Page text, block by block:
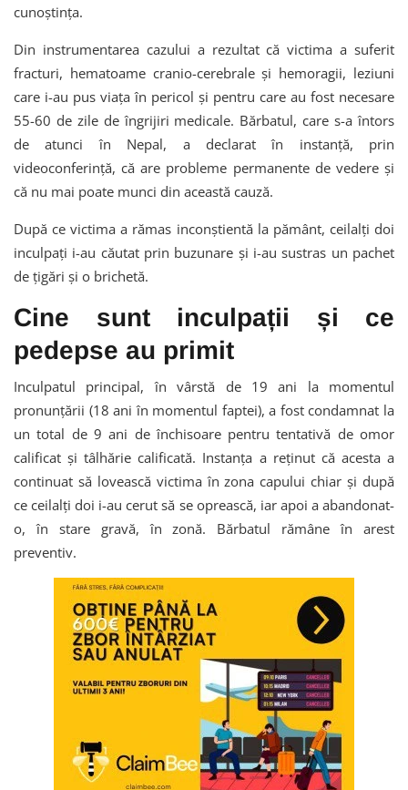
cunoștința.
Din instrumentarea cazului a rezultat că victima a suferit
fracturi, hematoame cranio-cerebrale și hemoragii, leziuni
care i-au pus viața în pericol și pentru care au fost necesare
55-60 de zile de îngrijiri medicale. Bărbatul, care s-a întors
de atunci în Nepal, a declarat în instanță, prin
videoconferință, că are probleme permanente de vedere și
că nu mai poate munci din această cauză.
După ce victima a rămas inconștientă la pământ, ceilalți doi
inculpați i-au căutat prin buzunare și i-au sustras un pachet
de țigări și o brichetă.
Cine sunt inculpații și ce
pedepse au primit
Inculpatul principal, în vârstă de 19 ani la momentul
pronunțării (18 ani în momentul faptei), a fost condamnat la
un total de 9 ani de închisoare pentru tentativă de omor
calificat și tâlhărie calificată. Instanța a reținut că acesta a
continuat să lovească victima în zona capului chiar și după
ce ceilalți doi i-au cerut să se oprească, iar apoi a abandonat-
o, în stare gravă, în zonă. Bărbatul rămâne în arest
preventiv.